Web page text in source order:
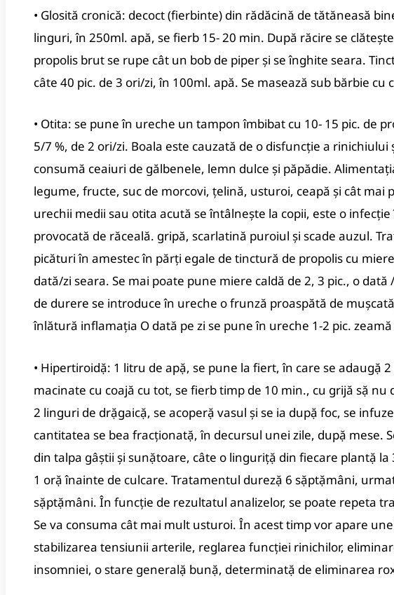
• Glosită cronică: decoct (fierbinte) din rădăcină de tătăneasă
linguri, în 250ml. apă, se fierb 15- 20 min. După răcire se
propolis brut se rupe cât un bob de piper şi se înghite seara.
câte 40 pic. de 3 ori/zi, în 100ml. apă. Se masează sub bărbie cu
• Otita: se pune în ureche un tampon îmbibat cu 10- 15 pic. de
5/7 %, de 2 ori/zi. Boala este cauzată de o disfuncţie a rinichiului
consumă ceaiuri de gălbenele, lemn dulce şi păpădie.
legume, fructe, suc de morcovi, ţelină, usturoi, ceapă şi cât mai
urechii medii sau otita acută se întâlneşte la copii, este o
provocată de răceală. gripă, scarlatină puroiul şi scade auzul.
picături în amestec în părţi egale de tinctură de propolis cu
dată/zi seara. Se mai poate pune miere caldă de 2, 3 pic., o dată
de durere se introduce în ureche o frunză proaspătă de
înlătură inflamaţia O dată pe zi se pune în ureche 1-2 pic.
• Hipertiroidặ: 1 litru de apặ, se pune la fiert, în care se adaugặ
macinate cu coajă cu tot, se fierb timp de 10 min., cu grijă sặ nu
2 linguri de drặgaicặ, se acoperặ vasul şi se ia dupặ foc, se
cantitatea se bea fracţionatặ, în decursul unei zile, dupặ mese.
din talpa gâştii şi sunặtoare, câte o linguriţặ din fiecare plantặ la
1 orặ înainte de culcare. Tratamentul durezặ 6 sặptặmâni,
sặptặmâni. În funcţie de rezultatul analizelor, se poate repeta
Se va consuma cât mai mult usturoi. În acest timp vor apare
stabilizarea tensiunii arterile, reglarea funcţiei rinichilor,
insomniei, o stare generalặ bunặ, determinatặ de eliminarea